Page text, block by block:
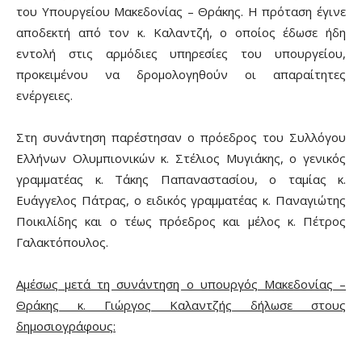
του Υπουργείου Μακεδονίας – Θράκης. Η πρόταση έγινε
αποδεκτή από τον κ. Καλαντζή, ο οποίος έδωσε ήδη
εντολή στις αρμόδιες υπηρεσίες του υπουργείου,
προκειμένου να δρομολογηθούν οι απαραίτητες
ενέργειες.
Στη συνάντηση παρέστησαν ο πρόεδρος του Συλλόγου
Ελλήνων Ολυμπιονικών κ. Στέλιος Μυγιάκης, ο γενικός
γραμματέας κ. Τάκης Παπαναστασίου, ο ταμίας κ.
Ευάγγελος Πάτρας, ο ειδικός γραμματέας κ. Παναγιώτης
Ποικιλίδης και ο τέως πρόεδρος και μέλος κ. Πέτρος
Γαλακτόπουλος.
Αμέσως μετά τη συνάντηση ο υπουργός Μακεδονίας –
Θράκης κ. Γιώργος Καλαντζής δήλωσε στους
δημοσιογράφους: